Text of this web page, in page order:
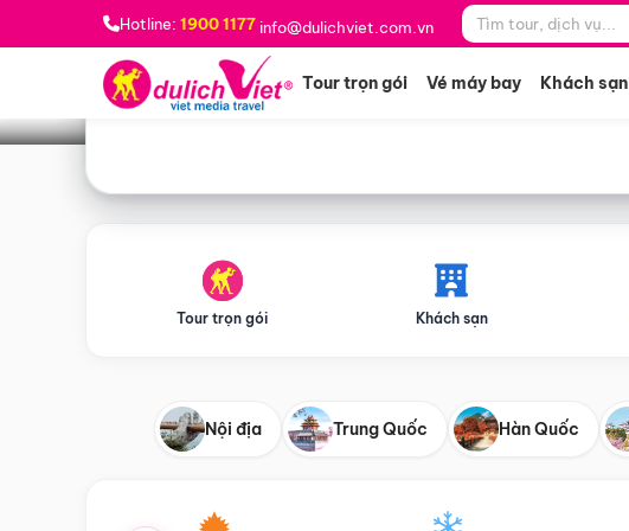
Hotline: 1900 1177 info@dulichviet.com.vn
Tour trọn gói Vé máy bay Khách sạn
Bạn muốn đi đâu? *
Tour trọn gói Khách sạn
Nội địa Trung Quốc Hàn Quốc